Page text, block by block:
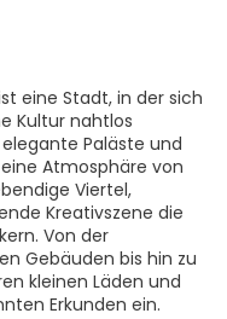
eine Stadt, in der sich
Kultur nahtlos
Paläste und
Atmosphäre von
Viertel,
Kreativszene die
Von der
Gebäuden bis hin zu
kleinen Läden und
Erkunden ein.